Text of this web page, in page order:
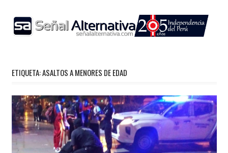
content
ETIQUETA:ASALTOS A MENORES DE EDAD